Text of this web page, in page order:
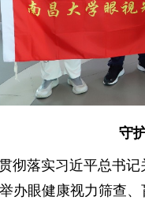
守
彻落实习近平总书
办眼健康视力筛查